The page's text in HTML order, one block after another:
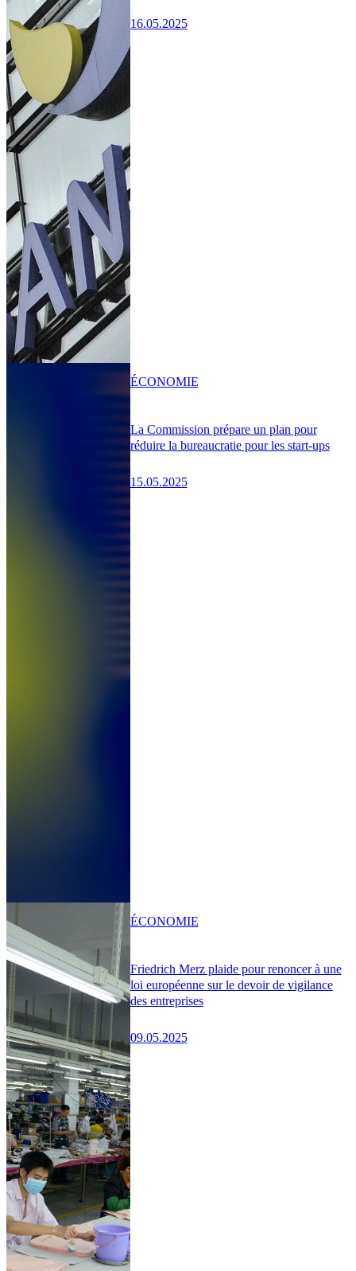
16.05.2025
La Commission prépare un plan pour
réduire la bureaucratie pour les start-ups
15.05.2025
ÉCONOMIE
Friedrich Merz plaide pour renoncer à une
loi européenne sur le devoir de vigilance
des entreprises
09.05.2025
ÉCONOMIE